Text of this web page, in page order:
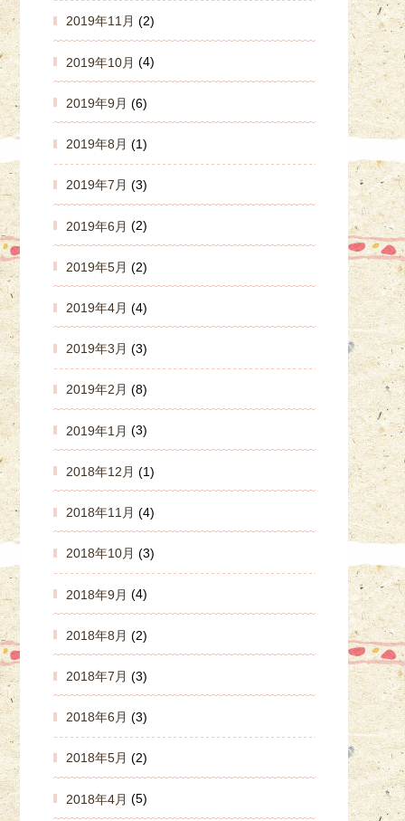
2019年11月 (2)
2019年10月 (4)
2019年9月 (6)
2019年8月 (1)
2019年7月 (3)
2019年6月 (2)
2019年5月 (2)
2019年4月 (4)
2019年3月 (3)
2019年2月 (8)
2019年1月 (3)
2018年12月 (1)
2018年11月 (4)
2018年10月 (3)
2018年9月 (4)
2018年8月 (2)
2018年7月 (3)
2018年6月 (3)
2018年5月 (2)
2018年4月 (5)